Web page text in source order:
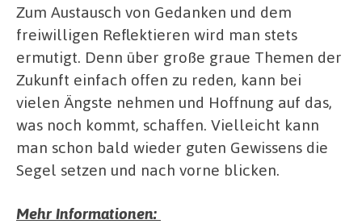
Zum Austausch von Gedanken und dem
freiwilligen Reflektieren wird man stets
ermutigt. Denn über große graue Themen der
Zukunft einfach offen zu reden, kann bei
vielen Ängste nehmen und Hoffnung auf das,
was noch kommt, schaffen. Vielleicht kann
man schon bald wieder guten Gewissens die
Segel setzen und nach vorne blicken.
Mehr Informationen: